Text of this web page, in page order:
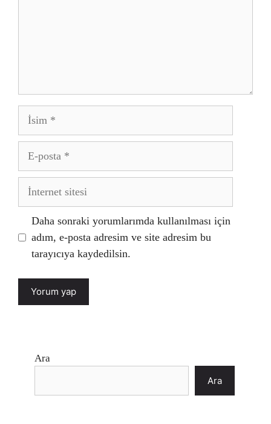
İsim
posta
İnternet
Daha sonraki yorumlarımda kullanılması için
adım, e-posta adresim ve site adresim bu
tarayıcıya kaydedilsin.
Ara
Ara